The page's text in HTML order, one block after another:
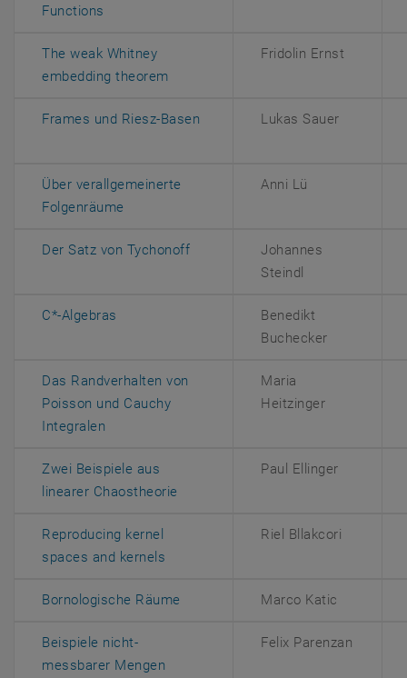
Functions
The weak Whitney
embedding theorem, öffnet eine externe URL in einem
Fridolin Ernst
Frames und Riesz-Basen , öffnet eine externe URL in
Lukas Sauer
Über verallgemeinerte
Folgenräume
Anni Lü
Der Satz von Tychonoff, öffnet eine externe URL in
Johannes
Steindl
C*-Algebras , öffnet eine externe URL in einem neuen
Benedikt
Buchecker
Das Randverhalten von
Poisson und Cauchy
Integralen
Maria
Heitzinger
Zwei Beispiele aus
linearer Chaostheorie
Paul Ellinger
Reproducing kernel
spaces and kernels
Riel Bllakcori
Bornologische Räume , öffnet eine externe URL in einem
Marco Katic
Beispiele nicht-
messbarer Mengen
Felix Parenzan